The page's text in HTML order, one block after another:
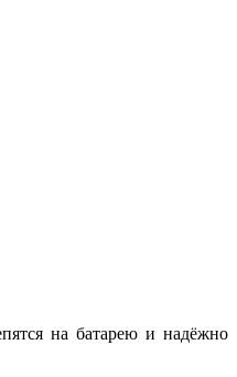
на батарею и надёжно